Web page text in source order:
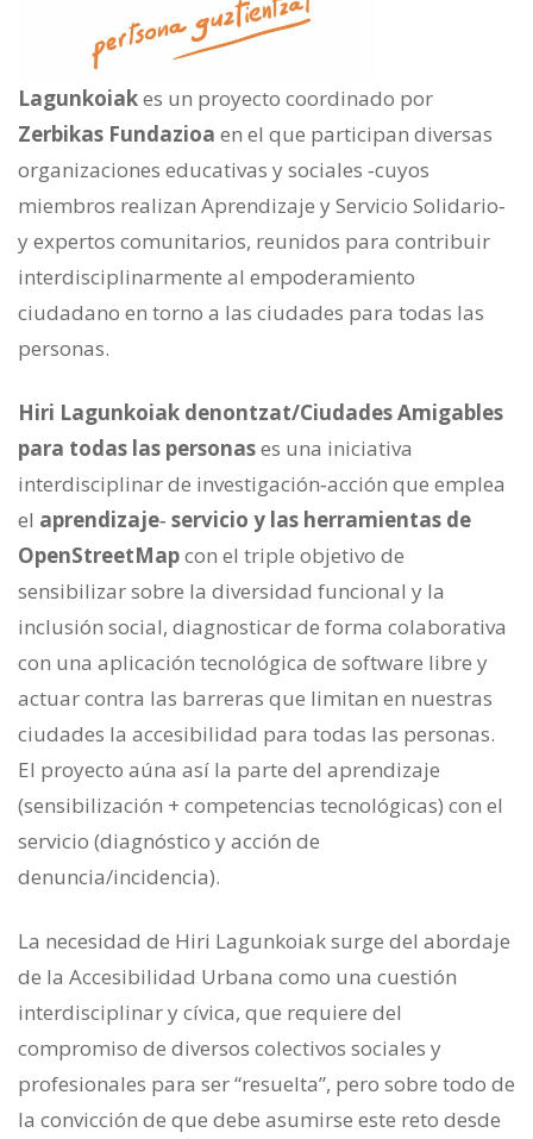
Lagunkoiakes un proyecto coordinado por
Zerbikas Fundazioa en el que participan diversas
organizaciones educativas y sociales ‐cuyos
miembros realizan Aprendizaje y Servicio Solidario‐
y expertos comunitarios, reunidos para contribuir
interdisciplinarmente al empoderamiento
ciudadano en torno a las ciudades para todas las
personas.
Hiri Lagunkoiak denontzat/Ciudades Amigables
para todas las personases una iniciativa
interdisciplinar de investigación‐acción que emplea
el aprendizaje‐ servicio y las herramientas de
OpenStreetMapcon el triple objetivo de
sensibilizar sobre la diversidad funcional y la
inclusión social, diagnosticar de forma colaborativa
con una aplicación tecnológica de software libre y
actuar contra las barreras que limitan en nuestras
ciudades la accesibilidad para todas las personas.
El proyecto aúna así la parte del aprendizaje
(sensibilización + competencias tecnológicas) con el
servicio (diagnóstico y acción de
denuncia/incidencia).
La necesidad de Hiri Lagunkoiak surge del abordaje
de la Accesibilidad Urbana como una cuestión
interdisciplinar y cívica, que requiere del
compromiso de diversos colectivos sociales y
profesionales para ser “resuelta”, pero sobre todo de
la convicción de que debe asumirse este reto desde